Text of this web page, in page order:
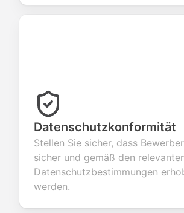
Datenschutzkonformität
Stellen Sie sicher, dass
sicher und gemäß den
Datenschutzbestimmungen
werden.